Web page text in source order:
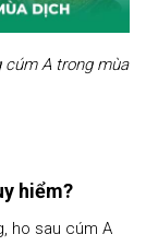
cúm A trong mùa
hiểm?
ho sau cúm A